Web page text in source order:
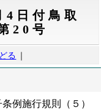
4日付鳥取
20号
る ｜
例施行規則（５）